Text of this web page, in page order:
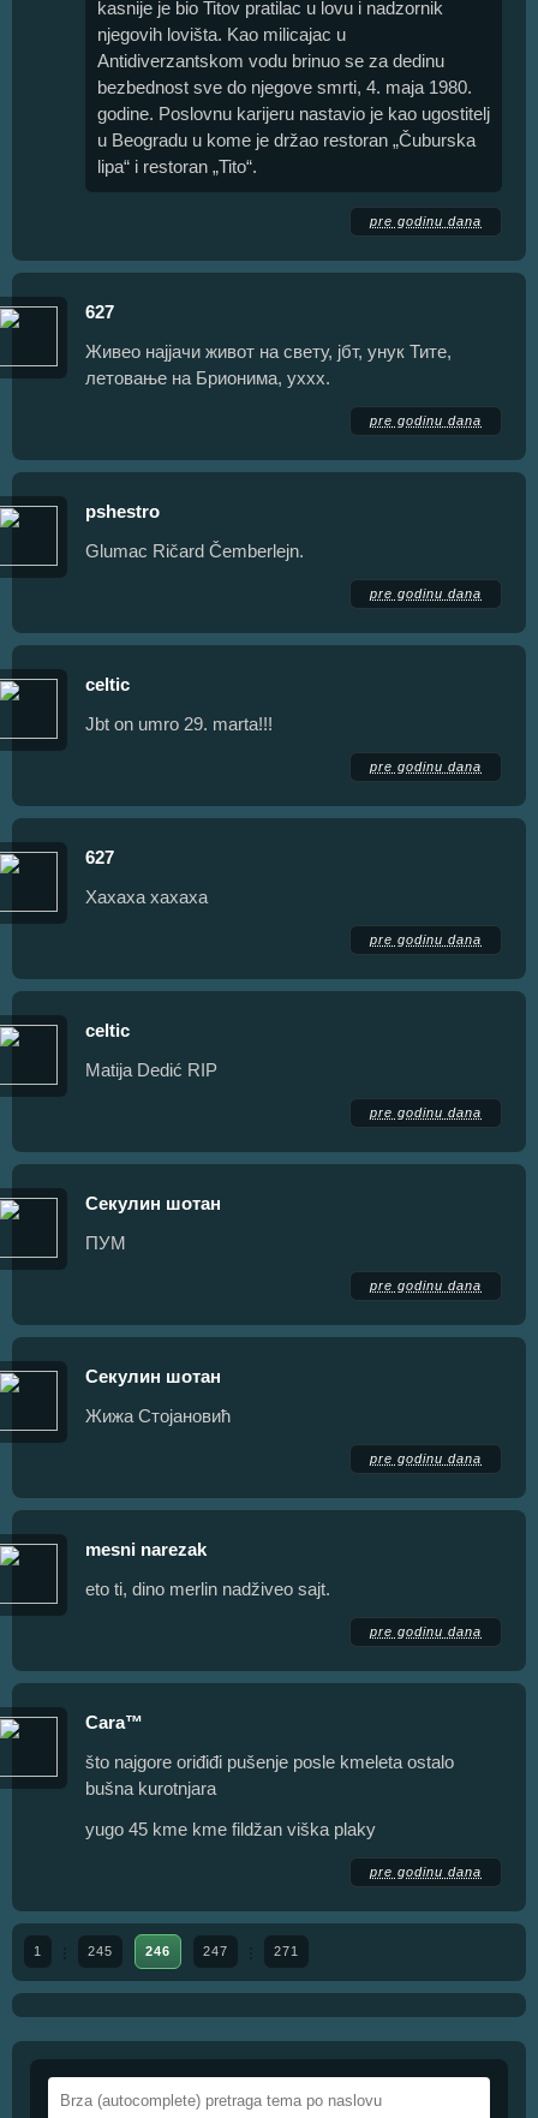
kasnije je bio Titov pratilac u lovu i nadzornik
njegovih lovišta. Kao milicajac u
Antidiverzantskom vodu brinuo se za dedinu
bezbednost sve do njegove smrti, 4. maja 1980.
godine. Poslovnu karijeru nastavio je kao ugostitelj
u Beogradu u kome je držao restoran „Čuburska
lipa“ i restoran „Tito“.
pre godinu dana
627
Живео најјачи живот на свету, јбт, унук Тите,
летовање на Брионима, уххх.
pre godinu dana
pshestro
Glumac Ričard Čemberlejn.
pre godinu dana
celtic
Jbt on umro 29. marta!!!
pre godinu dana
627
Хахаха хахаха
pre godinu dana
celtic
Matija Dedić RIP
pre godinu dana
Секулин шотан
ПУМ
pre godinu dana
Секулин шотан
Жижа Стојановић
pre godinu dana
mesni narezak
eto ti, dino merlin nadživeo sajt.
pre godinu dana
Cara™
što najgore oriđiđi pušenje posle kmeleta ostalo
bušna kurotnjara
yugo 45 kme kme fildžan viška plaky
pre godinu dana
1 245 246 247 271